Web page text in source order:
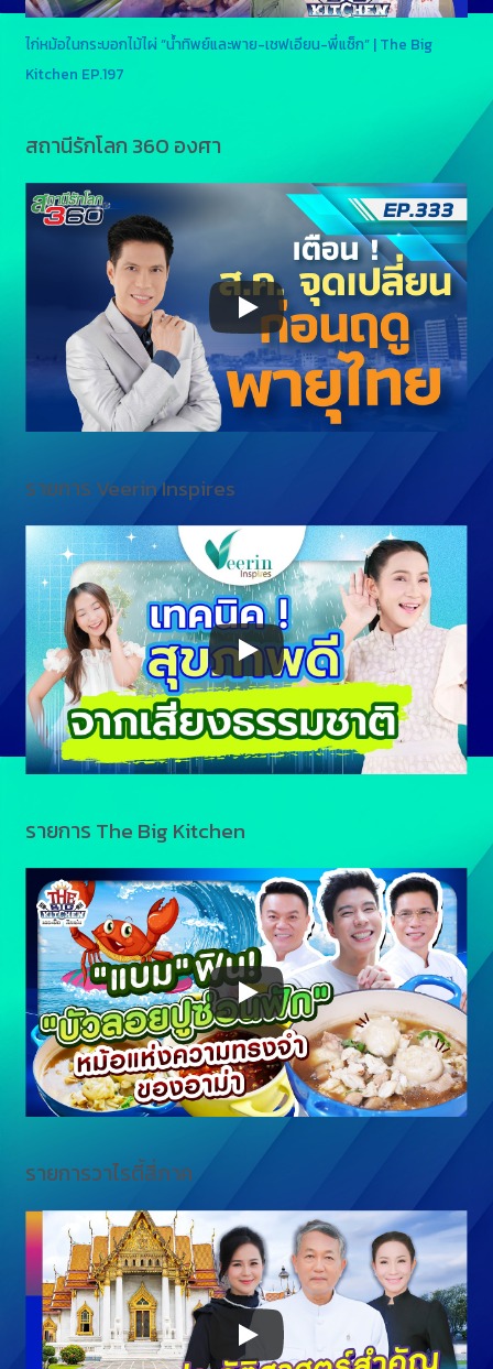
ไก่หม้อในกระบอกไม้ไผ่ “น้ำทิพย์และพาย-เชฟเอียน-พี่แซ็ก” | The Big
Kitchen EP.197
สถานีรักโลก 360 องศา
รายการ Veerin Inspires
รายการ The Big Kitchen
รายการวาไรตี้สี่ภาค